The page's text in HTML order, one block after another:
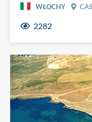
WŁOCHY
2282